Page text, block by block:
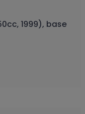
1999), base